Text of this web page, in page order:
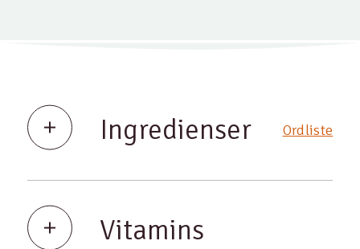
Ingredienser Ordliste
Vitamins